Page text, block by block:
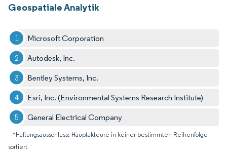
Geospatiale Analytik
Microsoft Corporation
Autodesk, Inc.
Bentley Systems, Inc.
Esri, Inc. (Environmental Systems Research Institute)
General Electrical Company
*Haftungsausschluss: Hauptakteure in keiner bestimmten Reihenfolge
sortiert